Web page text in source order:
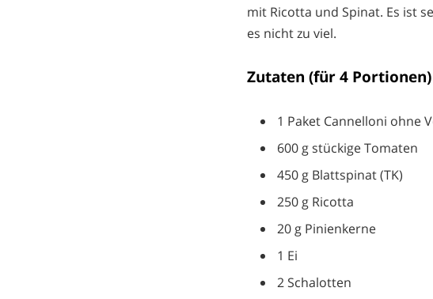
mit Ricotta und Spinat. Es ist
es nicht zu viel.
Zutaten (für 4 Portionen)
1 Paket Cannelloni ohne
600 g stückige Tomaten
450 g Blattspinat (TK)
250 g Ricotta
20 g Pinienkerne
1 Ei
2 Schalotten